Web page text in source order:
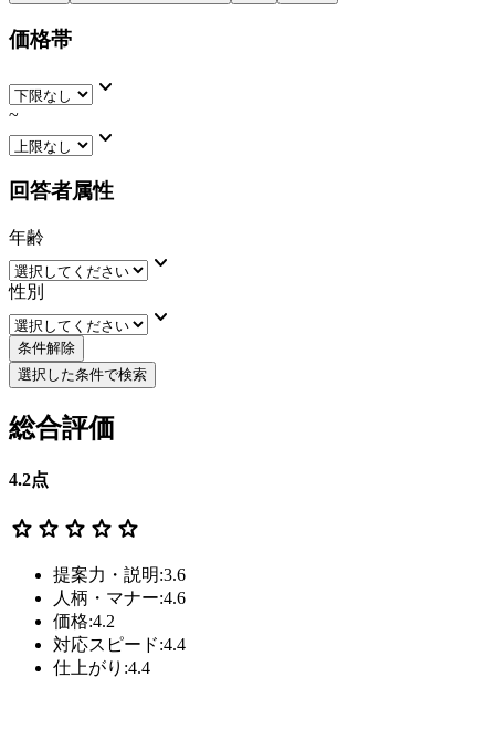
価格帯
keyboard_arrow_down
~
keyboard_arrow_down
回答者属性
年齢
keyboard_arrow_down
性別
keyboard_arrow_down
条件解除
選択した条件で検索
総合評価
4.2点
star star star star star
提案力・説明:3.6
人柄・マナー:4.6
価格:4.2
対応スピード:4.4
仕上がり:4.4